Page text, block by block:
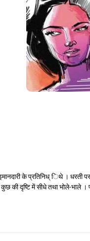
के प्रतिनिध् िथे । धरती पर
की दृष्टि में सीधे तथा भोले-भाले ।